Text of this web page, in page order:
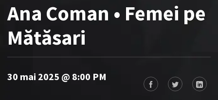
Ana Coman • Femei pe
Mătăsari
30 mai 2025 @ 8:00 PM